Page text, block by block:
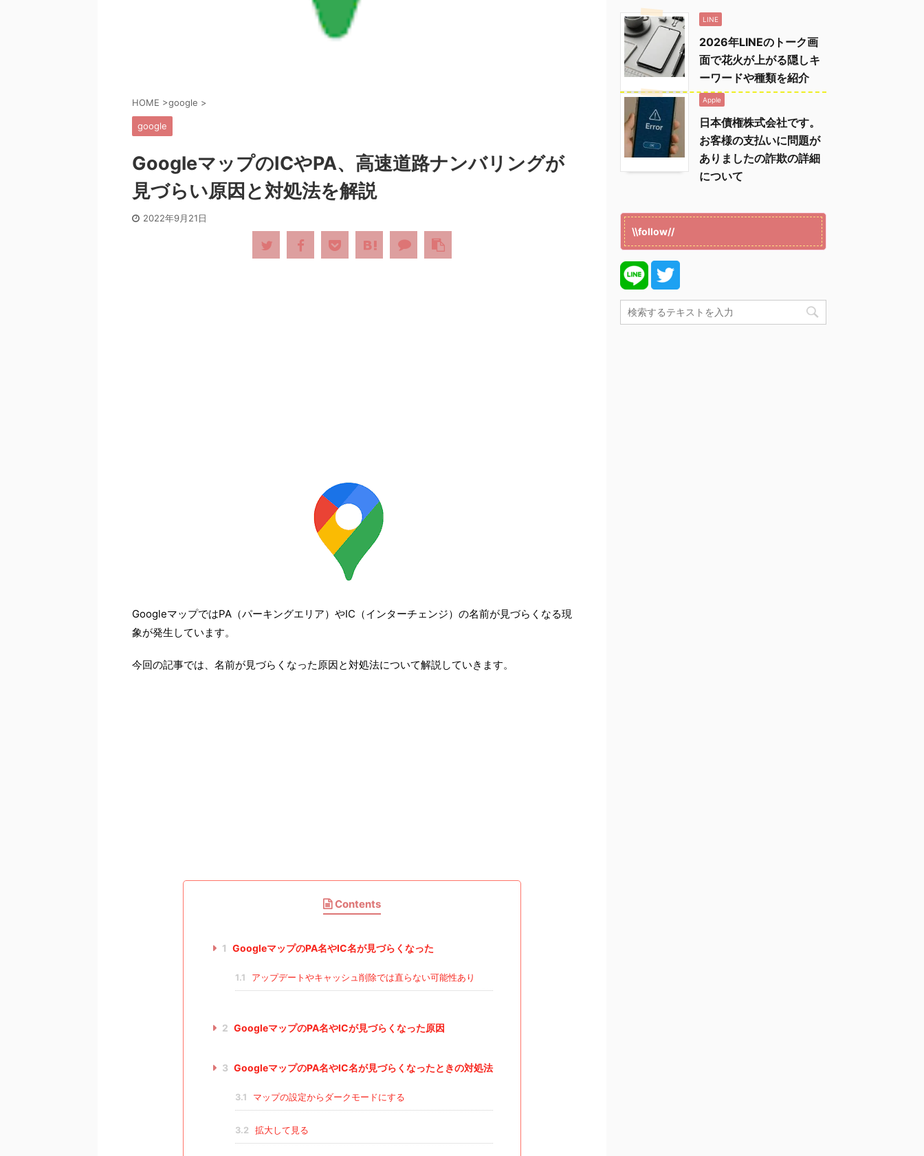
HOME >google >
google
GoogleマップのICやPA、高速道路ナンバリングが
見づらい原因と対処法を解説
2022年9月21日
GoogleマップではPA（パーキングエリア）やIC（インターチェンジ）の名前が見づらくなる現
象が発生しています。
今回の記事では、名前が見づらくなった原因と対処法について解説していきます。
Contents
1 GoogleマップのPA名やIC名が見づらくなった
1.1 アップデートやキャッシュ削除では直らない可能性あり
2 GoogleマップのPA名やICが見づらくなった原因
3 GoogleマップのPA名やIC名が見づらくなったときの対処法
3.1 マップの設定からダークモードにする
3.2 拡大して見る
LINE
2026年LINEのトーク画
面で花火が上がる隠しキ
ーワードや種類を紹介
Apple
日本債権株式会社です。
お客様の支払いに問題が
ありましたの詐欺の詳細
について
\\follow//